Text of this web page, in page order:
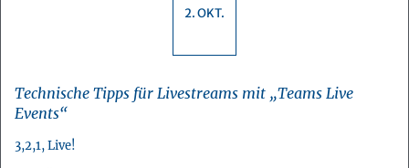
2. OKT.
Technische Tipps für Livestreams mit „Teams Live
Events“
3,2,1, Live!